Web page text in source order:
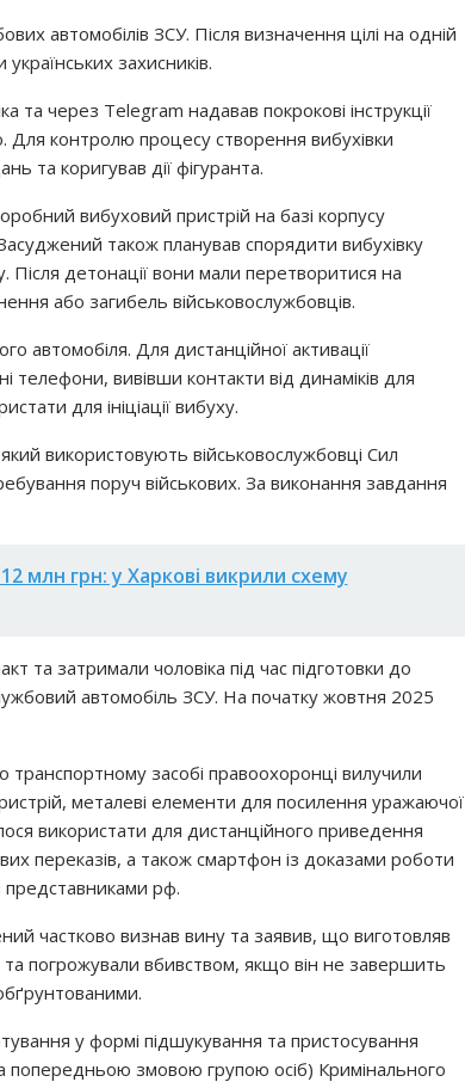
автомобілів ЗСУ. Після визначення цілі на одній
захисників.
та через Telegram надавав покрокові інструкції
контролю процесу створення вибухівки
та коригував дії фігуранта.
вибуховий пристрій на базі корпусу
також планував спорядити вибухівку
Після детонації вони мали перетворитися на
або загибель військовослужбовців.
автомобіля. Для дистанційної активації
вивівши контакти від динаміків для
для ініціації вибуху.
використовують військовослужбовці Сил
поруч військових. За виконання завдання
млн грн: у Харкові викрили схему
та затримали чоловіка під час підготовки до
автомобіль ЗСУ. На початку жовтня 2025
транспортному засобі правоохоронці вилучили
металеві елементи для посилення уражаючої
використати для дистанційного приведення
переказів, а також смартфон із доказами роботи
представниками рф.
частково визнав вину та заявив, що виготовляв
погрожували вбивством, якщо він не завершить
у формі підшукування та пристосування
попередньою змовою групою осіб) Кримінального